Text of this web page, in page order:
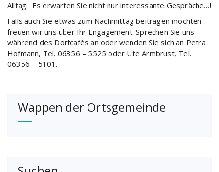
Alltag. Es erwarten Sie nicht nur interessante Gespräche…!
Falls auch Sie etwas zum Nachmittag beitragen möchten
freuen wir uns über Ihr Engagement. Sprechen Sie uns
während des Dorfcafés an oder wenden Sie sich an Petra
Hofmann, Tel. 06356 – 5525 oder Ute Armbrust, Tel.
06356 – 5101.
Wappen der Ortsgemeinde